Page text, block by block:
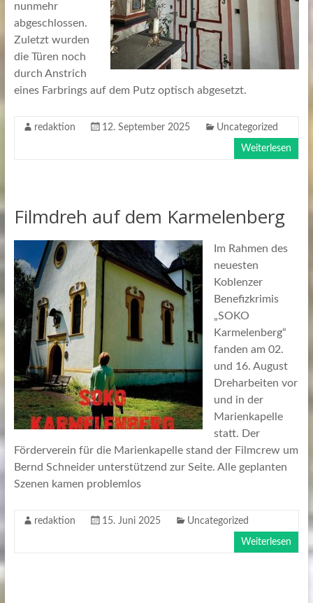
nunmehr
abgeschlossen.
Zuletzt wurden
die Türen noch
durch Anstrich
eines Farbrings auf dem Putz optisch abgesetzt.
redaktion 12. September 2025 Uncategorized
Weiterlesen
Filmdreh auf dem Karmelenberg
Im Rahmen des
neuesten
Koblenzer
Benefizkrimis
„SOKO
Karmelenberg“
fanden am 02.
und 16. August
Dreharbeiten vor
und in der
Marienkapelle
statt. Der
Förderverein für die Marienkapelle stand der Filmcrew um
Bernd Schneider unterstützend zur Seite. Alle geplanten
Szenen kamen problemlos
redaktion 15. Juni 2025 Uncategorized
Weiterlesen